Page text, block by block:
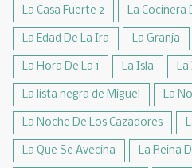
La Casa Fuerte 2 La Cocinera
La Edad De La Ira La Granja
La Hora De La 1 La Isla La
La lista negra de Miguel La
La Noche De Los Cazadores
La Que Se Avecina La Reina